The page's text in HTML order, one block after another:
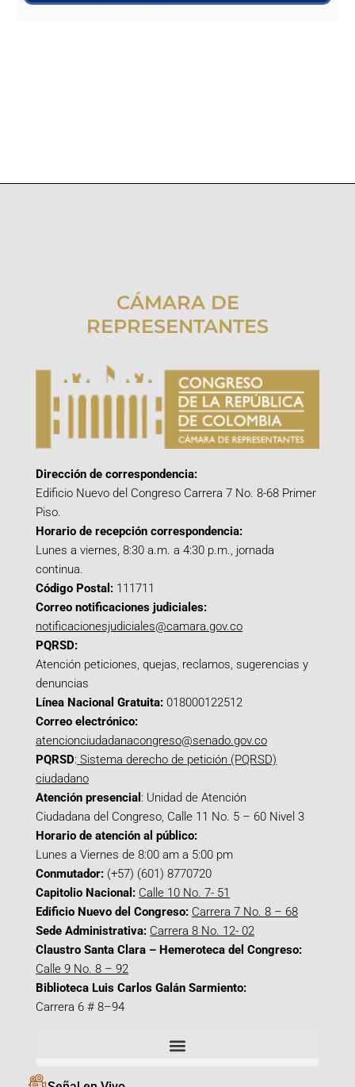
CÁMARA DE
REPRESENTANTES
Dirección de correspondencia:
Edificio Nuevo del Congreso Carrera 7 No. 8-68 Primer
Piso.
Horario de recepción correspondencia:
Lunes a viernes, 8:30 a.m. a 4:30 p.m., jornada
continua.
Código Postal: 111711
Correo notificaciones judiciales:
notificacionesjudiciales@camara.gov.co
PQRSD:
Atención peticiones, quejas, reclamos, sugerencias y
denuncias
Línea Nacional Gratuita: 018000122512
Correo electrónico:
atencionciudadanacongreso@senado.gov.co
PQRSD: Sistema derecho de petición (PQRSD)
ciudadano
Atención presencial : Unidad de Atención
Ciudadana del Congreso, Calle 11 No. 5 – 60 Nivel 3
Horario de atención al público:
Lunes a Viernes de 8:00 am a 5:00 pm
Conmutador: (+57) (601) 8770720
Capitolio Nacional: Calle 10 No. 7- 51
Edificio Nuevo del Congreso: Carrera 7 No. 8 – 68
Sede Administrativa: Carrera 8 No. 12- 02
Claustro Santa Clara – Hemeroteca del Congreso:
Calle 9 No. 8 – 92
Biblioteca Luis Carlos Galán Sarmiento:
Carrera 6 # 8–94